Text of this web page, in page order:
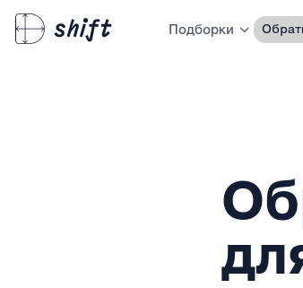
Подборки